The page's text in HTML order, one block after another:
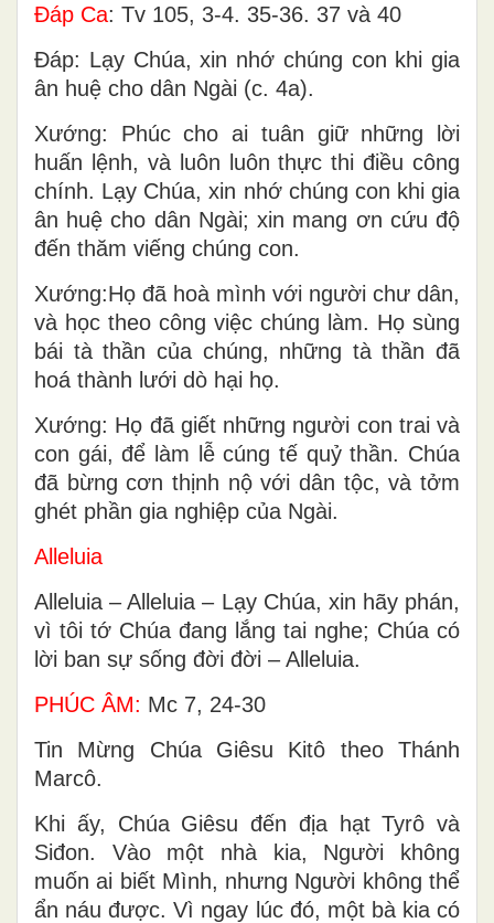
Ðáp Ca: Tv 105, 3-4. 35-36. 37 và 40
Ðáp: Lạy Chúa, xin nhớ chúng con khi gia
ân huệ cho dân Ngài (c. 4a).
Xướng: Phúc cho ai tuân giữ những lời
huấn lệnh, và luôn luôn thực thi điều công
chính. Lạy Chúa, xin nhớ chúng con khi gia
ân huệ cho dân Ngài; xin mang ơn cứu độ
đến thăm viếng chúng con.
Xướng:Họ đã hoà mình với người chư dân,
và học theo công việc chúng làm. Họ sùng
bái tà thần của chúng, những tà thần đã
hoá thành lưới dò hại họ.
Xướng: Họ đã giết những người con trai và
con gái, để làm lễ cúng tế quỷ thần. Chúa
đã bừng cơn thịnh nộ với dân tộc, và tởm
ghét phần gia nghiệp của Ngài.
Alleluia
Alleluia – Alleluia – Lạy Chúa, xin hãy phán,
vì tôi tớ Chúa đang lắng tai nghe; Chúa có
lời ban sự sống đời đời – Alleluia.
PHÚC ÂM: Mc 7, 24-30
Tin Mừng Chúa Giêsu Kitô theo Thánh
Marcô.
Khi ấy, Chúa Giêsu đến địa hạt Tyrô và
Siđon. Vào một nhà kia, Người không
muốn ai biết Mình, nhưng Người không thể
ẩn náu được. Vì ngay lúc đó, một bà kia có